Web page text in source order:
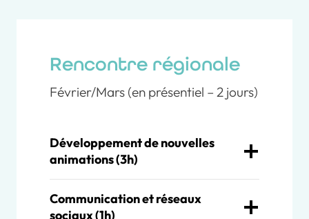
Rencontre régionale
Février/Mars (en présentiel – 2 jours)
Développement de nouvelles
animations (3h)
Communication et réseaux
sociaux (1h)